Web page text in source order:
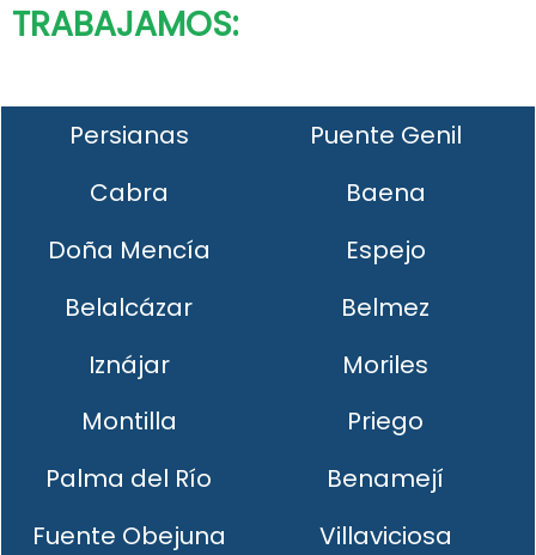
TRABAJAMOS:
Persianas
Puente Genil
Cabra
Baena
Doña Mencía
Espejo
Belalcázar
Belmez
Iznájar
Moriles
Montilla
Priego
Palma del Río
Benamejí
Fuente Obejuna
Villaviciosa